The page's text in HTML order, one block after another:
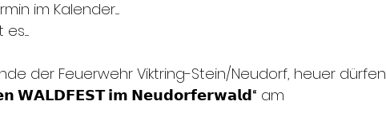
im Kalender.....
der Feuerwehr Viktring-Stein/Neudorf, heuer dürfen
𝗪𝗔𝗟𝗗𝗙𝗘𝗦𝗧 𝗶𝗺 𝗡𝗲𝘂𝗱𝗼𝗿𝗳𝗲𝗿𝘄𝗮𝗹𝗱“ am